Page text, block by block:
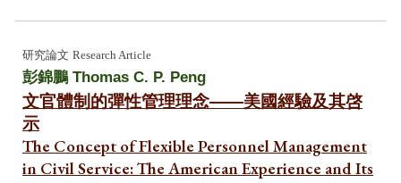
研究論文Research Article
彭錦鵬 Thomas C. P. Peng
文官體制的彈性管理理念——美國經驗及其啓
示
The Concept of Flexible Personnel Management
in Civil Service: The American Experience and Its